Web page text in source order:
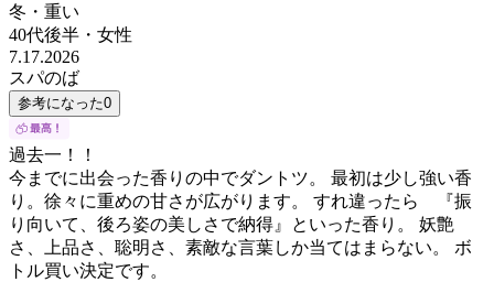
冬・重い
40代後半 ・ 女性
7.17.2026
スパのば
参考になった0
過去一！！
今までに出会った香りの中でダントツ。 最初は少し強い香
り。徐々に重めの甘さが広がります。 すれ違ったら 『振
り向いて、後ろ姿の美しさで納得』といった香り。 妖艶
さ、上品さ、聡明さ、素敵な言葉しか当てはまらない。 ボ
トル買い決定です。